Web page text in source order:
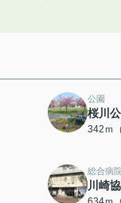
公園
桜川
342ｍ
総合病
川崎